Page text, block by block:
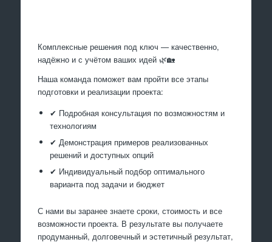
Комплексные решения под ключ — качественно,
надёжно и с учётом ваших идей 🌿🏡
Наша команда поможет вам пройти все этапы
подготовки и реализации проекта:
✔ Подробная консультация по возможностям и
технологиям
✔ Демонстрация примеров реализованных
решений и доступных опций
✔ Индивидуальный подбор оптимального
варианта под задачи и бюджет
С нами вы заранее знаете сроки, стоимость и все
возможности проекта. В результате вы получаете
продуманный, долговечный и эстетичный результат,